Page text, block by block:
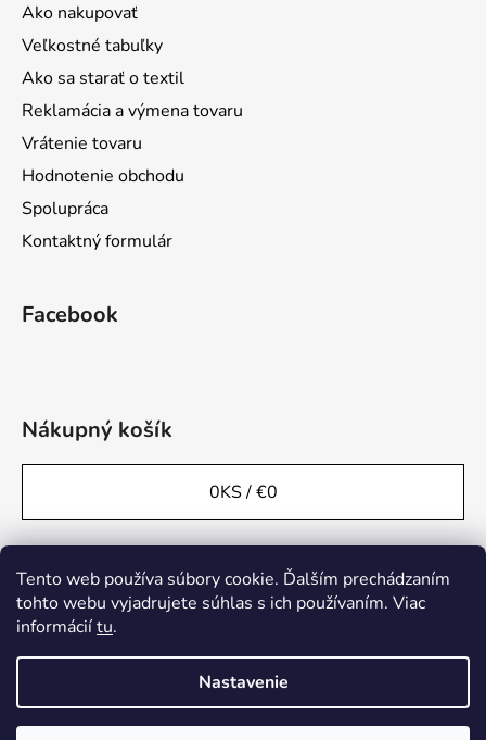
Tento web používa súbory cookie. Ďalším prechádzaním
tohto webu vyjadrujete súhlas s ich používaním. Viac
informáciítu.
Nastavenie
Ako nakupovať
Veľkostné tabuľky
Ako sa starať o textil
Reklamácia a výmena tovaru
Vrátenie tovaru
Hodnotenie obchodu
Spolupráca
Kontaktný formulár
Facebook
Nákupný košík
0KS /€0